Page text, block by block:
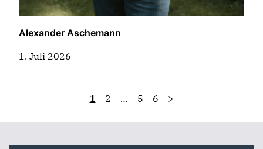
Alexander Aschemann
1. Juli 2026
1 2 … 5 6 >